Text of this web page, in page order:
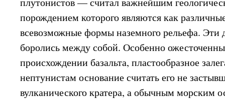
порождением которого являются как
всевозможные формы наземного рельефа. Эти
боролись между собой. Особенно
происхождении базальта, пластообразное
нептунистам основание считать его не
вулканического кратера, а обычным морским